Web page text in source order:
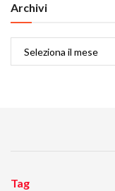
Archivi
Tag